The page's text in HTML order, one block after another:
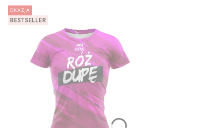
OKAZJA
BESTSELLER